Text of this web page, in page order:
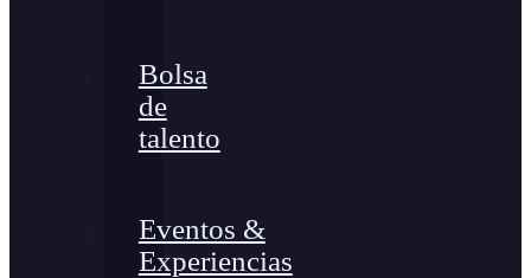
Bolsa
de
talento
Eventos &
Experiencias